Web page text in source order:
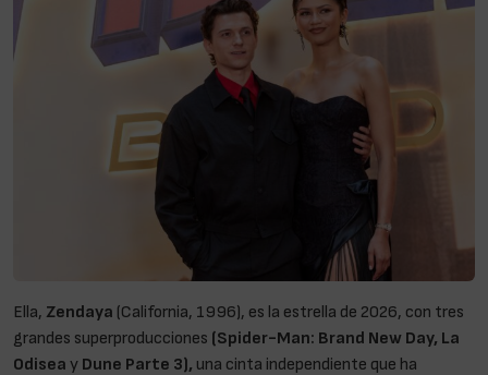
Ella, Zendaya (California, 1996), es la estrella de 2026, con tres
grandes superproducciones (Spider-Man: Brand New Day, La
Odisea y Dune Parte 3), una cinta independiente que ha